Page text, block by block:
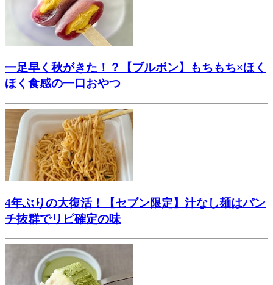
一足早く秋がきた！？【ブルボン】もちもち×ほく
ほく食感の一口おやつ
4年ぶりの大復活！【セブン限定】汁なし麺はパン
チ抜群でリピ確定の味